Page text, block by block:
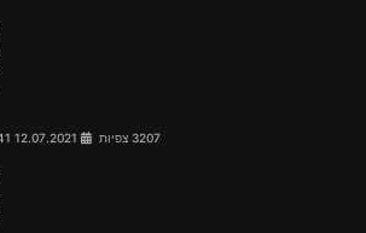
3207 צפיות